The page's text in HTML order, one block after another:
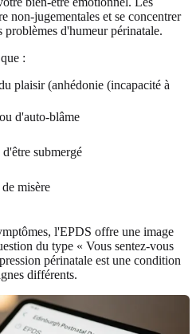
non‑jugementales et se concentrer
problèmes d'humeur périnatale.
:
plaisir (anhédonie (incapacité à
d'auto‑blâme
submergé
misère
l'EPDS offre une image
du type « Vous sentez‑vous
périnatale est une condition
différents.